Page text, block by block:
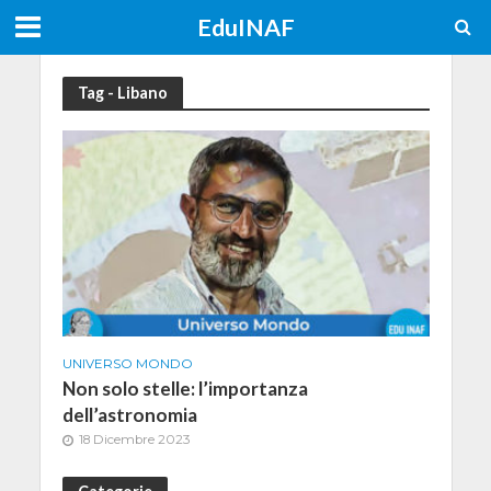
EduINAF
Tag - Libano
UNIVERSO MONDO
Non solo stelle: l’importanza
dell’astronomia
18 Dicembre 2023